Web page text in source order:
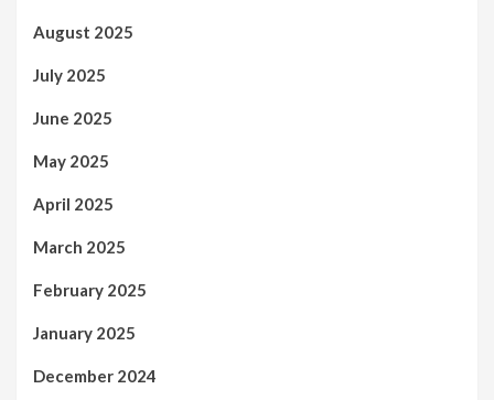
August 2025
July 2025
June 2025
May 2025
April 2025
March 2025
February 2025
January 2025
December 2024